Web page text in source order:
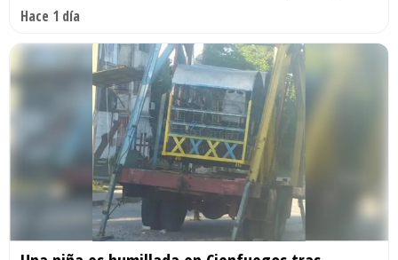
Hace 1 día